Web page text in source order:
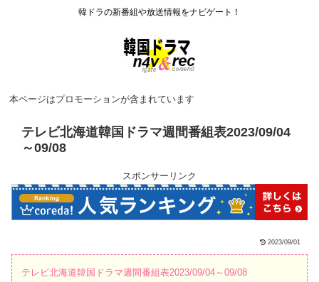
韓ドラの新番組や放送情報をナビゲート！
本ページはプロモーションが含まれています
テレビ北海道韓国ドラマ週間番組表2023/09/04
～09/08
スポンサーリンク
2023/09/01
テレビ北海道韓国ドラマ週間番組表2023/09/04～09/08